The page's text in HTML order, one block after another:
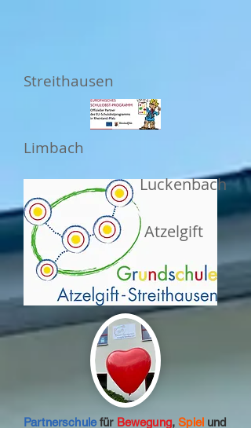
Streithausen
Limbach
Luckenbach
Atzelgift
Partnerschulefür Bewegung,Spiel und